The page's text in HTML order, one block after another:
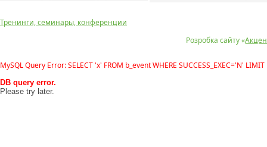
Розробка сайту «
Тренинги, семинары, конференции
MySQL Query Error: SELECT 'x' FROM b_event WHERE SUCCESS_EXEC='N' LIMIT
DB query error.
Please try later.